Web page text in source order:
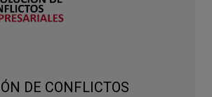
DE CONFLICTOS